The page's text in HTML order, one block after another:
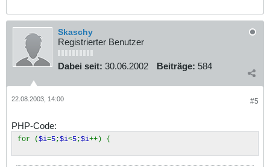
Skaschy
Registrierter Benutzer
Dabei seit: 30.06.2002 Beiträge: 584
#5
22.08.2003, 14:00
PHP-Code:
for ($i=5;$i<5;$i++) {